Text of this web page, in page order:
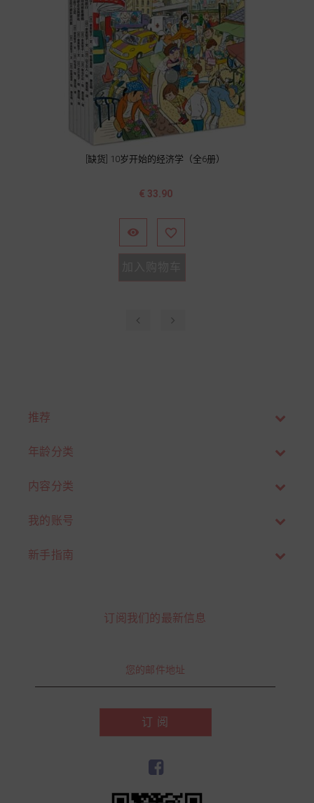
[缺货] 10岁开始的经济学（全6册）
价
€ 33.90
 
推荐
年龄分类
内容分类
我的账号
新手指南
订阅我们的最新信息
订 阅